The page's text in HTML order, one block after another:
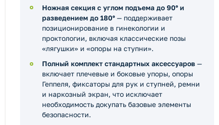
Ножная секция с углом подъема до 90° и
разведением до 180° — поддерживает
позиционирование в гинекологии и
проктологии, включая классические позы
«лягушки» и «опоры на ступни».
Полный комплект стандартных аксессуаров —
включает плечевые и боковые упоры, опоры
Геппеля, фиксаторы для рук и ступней, ремни
и наркозный экран, что исключает
необходимость докупать базовые элементы
безопасности.